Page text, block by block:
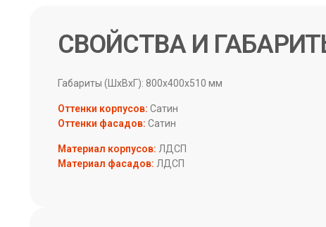
СВОЙСТВА И
Габариты (ШхВхГ): 800х400х510 мм
Оттенки корпусов: Сатин
Оттенки фасадов: Сатин
Материал корпусов: ЛДСП
Материал фасадов: ЛДСП